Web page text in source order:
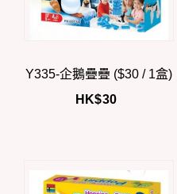
Y335-企鵝疊疊 ($30 / 1盒)
HK$30